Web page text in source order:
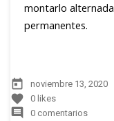
montarlo
permanentes.
today noviembre 13, 2020
favorite 0 likes
comment 0 comentarios